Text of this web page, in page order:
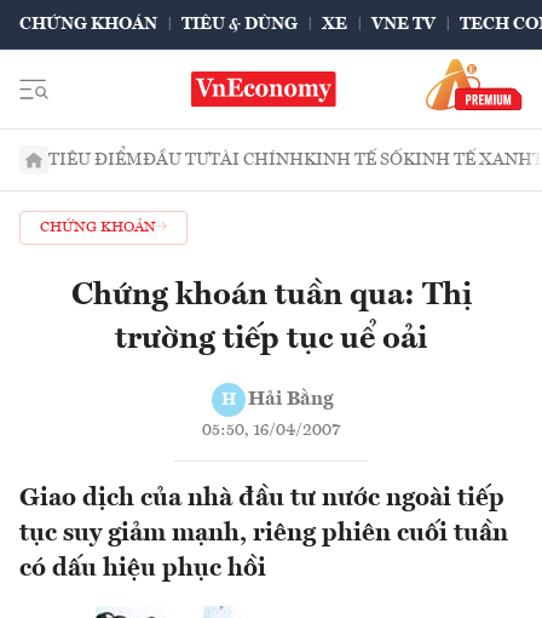
CHỨNG KHOÁN TIÊU & DÙNG XE VNE TV TECH
TIÊU ĐIỂMĐẦU TƯTÀI CHÍNHKINH TẾ SỐKINH TẾ XANH
CHỨNG KHOÁN
Chứng khoán tuần qua: Thị
trường tiếp tục uể oải
H Hải Bằng
05:50, 16/04/2007
Giao dịch của nhà đầu tư nước ngoài tiếp
tục suy giảm mạnh, riêng phiên cuối tuần
có dấu hiệu phục hồi